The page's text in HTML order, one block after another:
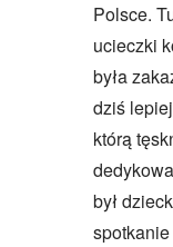
Polsce.
ucieczki
była
dziś
którą
był